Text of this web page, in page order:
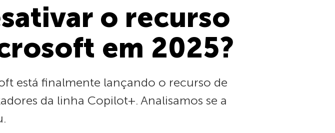
o recurso
em 2025?
está finalmente lançando o recurso de
da linha Copilot+. Analisamos se a